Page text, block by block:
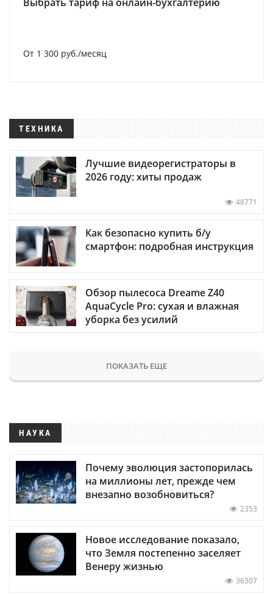
От 1 300 руб./месяц
ТЕХНИКА
Лучшие видеорегистраторы в
2026 году: хиты продаж
48771
Как безопасно купить б/у
смартфон: подробная инструкция
Обзор пылесоса Dreame Z40
AquaCycle Pro: сухая и влажная
уборка без усилий
ПОКАЗАТЬ ЕЩЕ
НАУКА
Почему эволюция застопорилась
на миллионы лет, прежде чем
внезапно возобновиться?
2353
Новое исследование показало,
что Земля постепенно заселяет
Венеру жизнью
36307